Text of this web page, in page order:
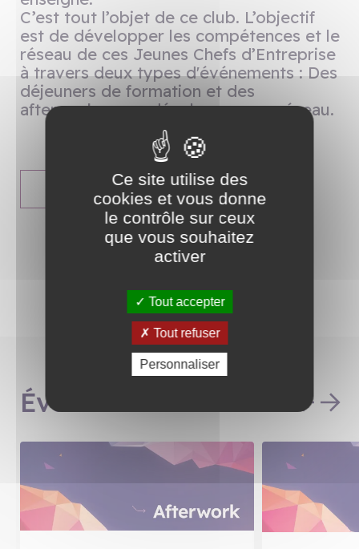
C’est tout l’objet de ce club. L’objectif
est de développer les compétences et le
réseau de ces Jeunes Chefs d’Entreprise
à travers deux types d'événements : Des
déjeuners de formation et des
afterworks pour développer son réseau.
En savoir plus
Événements
Ce site utilise des
cookies et vous donne
le contrôle sur ceux
que vous souhaitez
activer
Tout accepter
Tout refuser
Personnaliser